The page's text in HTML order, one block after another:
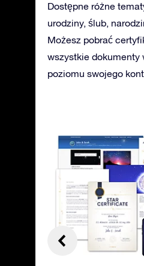
Dostępne różne
urodziny, ślub,
Możesz pobrać
wszystkie dokumenty
poziomu swojego